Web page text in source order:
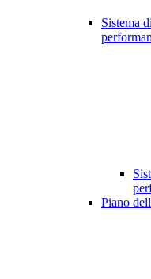
Sistema
Piano